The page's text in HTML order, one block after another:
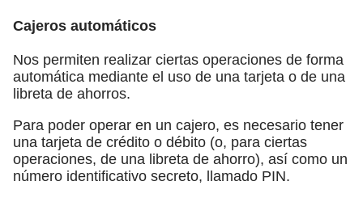
Cajeros automáticos
Nos permiten realizar ciertas operaciones de forma
automática mediante el uso de una tarjeta o de una
libreta de ahorros.
Para poder operar en un cajero, es necesario tener
una tarjeta de crédito o débito (o, para ciertas
operaciones, de una libreta de ahorro), así como un
número identificativo secreto, llamado PIN.